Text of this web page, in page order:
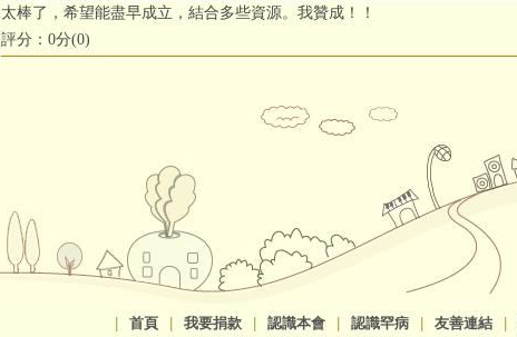
太棒了，希望能盡早成立，結合多些資源。我贊成！！
評分：0分(0)
首頁 我要捐款 認識本會 認識罕病 友善連結